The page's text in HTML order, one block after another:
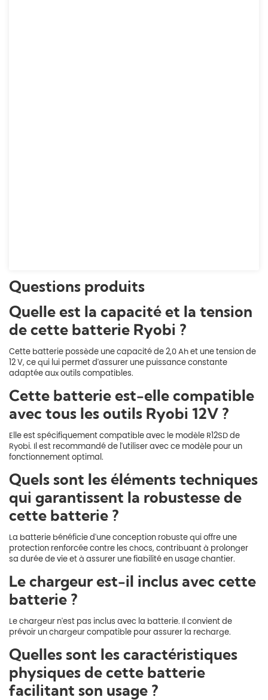
Questions produits
Quelle est la capacité et la tension
de cette batterie Ryobi ?
Cette batterie possède une capacité de 2,0 Ah et une tension de
12 V, ce qui lui permet d'assurer une puissance constante
adaptée aux outils compatibles.
Cette batterie est-elle compatible
avec tous les outils Ryobi 12V ?
Elle est spécifiquement compatible avec le modèle R12SD de
Ryobi. Il est recommandé de l'utiliser avec ce modèle pour un
fonctionnement optimal.
Quels sont les éléments techniques
qui garantissent la robustesse de
cette batterie ?
La batterie bénéficie d'une conception robuste qui offre une
protection renforcée contre les chocs, contribuant à prolonger
sa durée de vie et à assurer une fiabilité en usage chantier.
Le chargeur est-il inclus avec cette
batterie ?
Le chargeur n'est pas inclus avec la batterie. Il convient de
prévoir un chargeur compatible pour assurer la recharge.
Quelles sont les caractéristiques
physiques de cette batterie
facilitant son usage ?